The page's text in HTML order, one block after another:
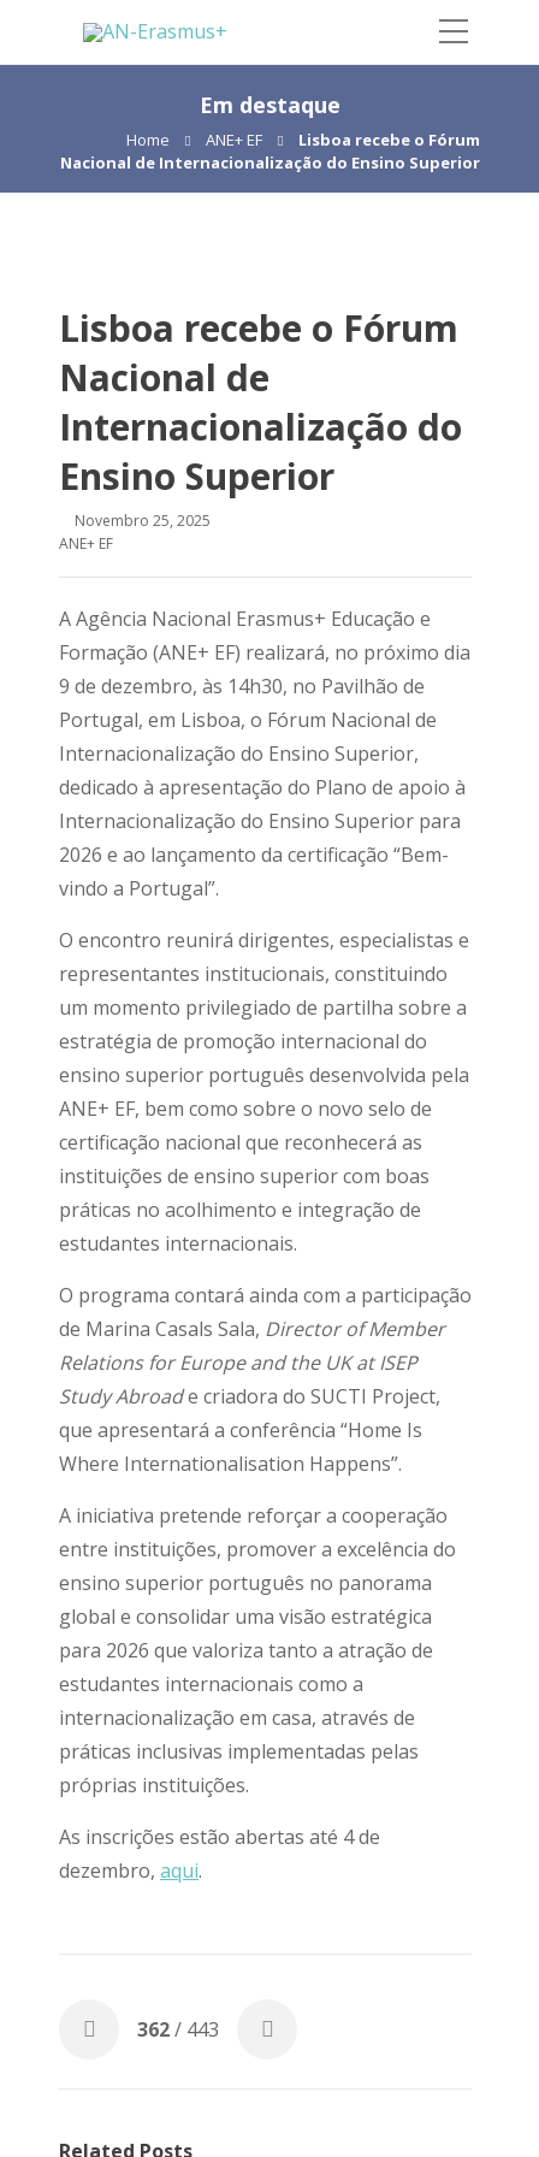
Em destaque
Home ANE+ EF
Lisboa recebe o Fórum
Nacional de Internacionalização do Ensino Superior
Lisboa recebe o Fórum
Nacional de
Internacionalização do
Ensino Superior
Novembro 25, 2025
ANE+ EF
A Agência Nacional Erasmus+ Educação e
Formação (ANE+ EF) realizará, no próximo dia
9 de dezembro, às 14h30, no Pavilhão de
Portugal, em Lisboa, o Fórum Nacional de
Internacionalização do Ensino Superior,
dedicado à apresentação do Plano de apoio à
Internacionalização do Ensino Superior para
2026 e ao lançamento da certificação “Bem-
vindo a Portugal”.
O encontro reunirá dirigentes, especialistas e
representantes institucionais, constituindo
um momento privilegiado de partilha sobre a
estratégia de promoção internacional do
ensino superior português desenvolvida pela
ANE+ EF, bem como sobre o novo selo de
certificação nacional que reconhecerá as
instituições de ensino superior com boas
práticas no acolhimento e integração de
estudantes internacionais.
O programa contará ainda com a participação
de Marina Casals Sala, Director of Member
Relations for Europe and the UK at ISEP
Study Abroade criadora do SUCTI Project,
que apresentará a conferência “Home Is
Where Internationalisation Happens”.
A iniciativa pretende reforçar a cooperação
entre instituições, promover a excelência do
ensino superior português no panorama
global e consolidar uma visão estratégica
para 2026 que valoriza tanto a atração de
estudantes internacionais como a
internacionalização em casa, através de
práticas inclusivas implementadas pelas
próprias instituições.
As inscrições estão abertas até 4 de
dezembro, aqui.
362/ 443
Related Posts